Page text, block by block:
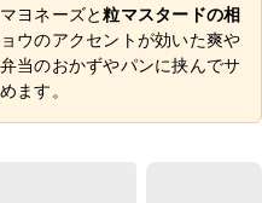
ヨネーズと粒マスタードの相
ウのアクセントが効いた爽や
当のおかずやパンに挟んでサ
ます。